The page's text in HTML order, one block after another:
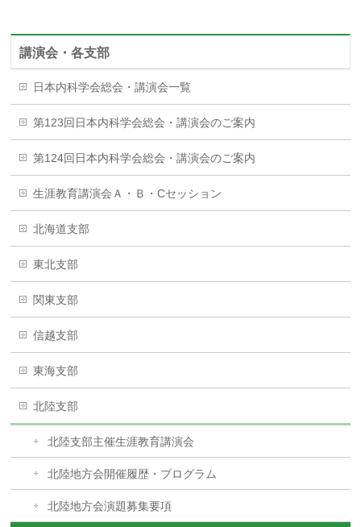
講演会・各支部
日本内科学会総会・講演会一覧
第123回日本内科学会総会・講演会のご案内
第124回日本内科学会総会・講演会のご案内
生涯教育講演会Ａ・Ｂ・Cセッション
北海道支部
東北支部
関東支部
信越支部
東海支部
北陸支部
北陸支部主催生涯教育講演会
北陸地方会開催履歴・プログラム
北陸地方会演題募集要項